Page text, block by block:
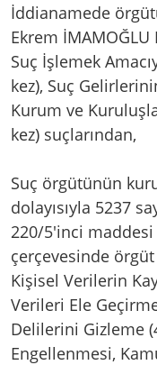
İddianamede
Ekrem
Suç İşlemek
kez), Suç
Kurum ve
kez) suçlarından,
Suç örgütünün
dolayısıyla 5237
220/5'inci
çerçevesinde
Kişisel Verilerin
Verileri Ele
Delilerini Gizleme
Engellenmesi,